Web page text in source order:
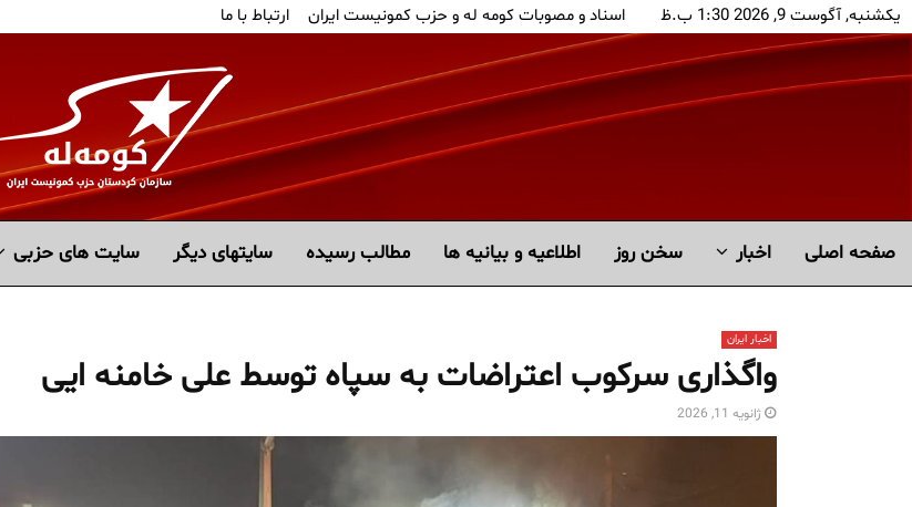
یکشنبه, آگوست 9, 2026 1:30 ب.ظ اسناد و مصوبات کومه له و حزب کمونیست ایران ارتباط با ما
صفحه اصلی اخبار سخن روز اطلاعیه و بیانیه ها مطالب رسیده سايتهاى ديگر سایت های حزبی
اخبار ایران
واگذاری سرکوب اعتراضات به سپاه توسط علی خامنه ایی
ژانویه 11, 2026